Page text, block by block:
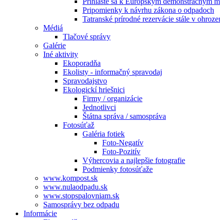
Pripomienky k návrhu zákona o odpadoch
Tatranské prírodné rezervácie stále v
Médiá
Tlačové správy
Galérie
Iné aktivity
Ekoporadňa
Ekolisty - informačný spravodaj
Spravodajstvo
Ekologickí hriešnici
Firmy / organizácie
Jednotlivci
Štátna správa / samospráva
Fotosúťaž
Galéria fotiek
Foto-Negatív
Foto-Pozitív
Výhercovia a najlepšie fotografie
Podmienky fotosúťaže
www.kompost.sk
www.nulaodpadu.sk
www.stopspalovniam.sk
Samosprávy bez odpadu
Informácie